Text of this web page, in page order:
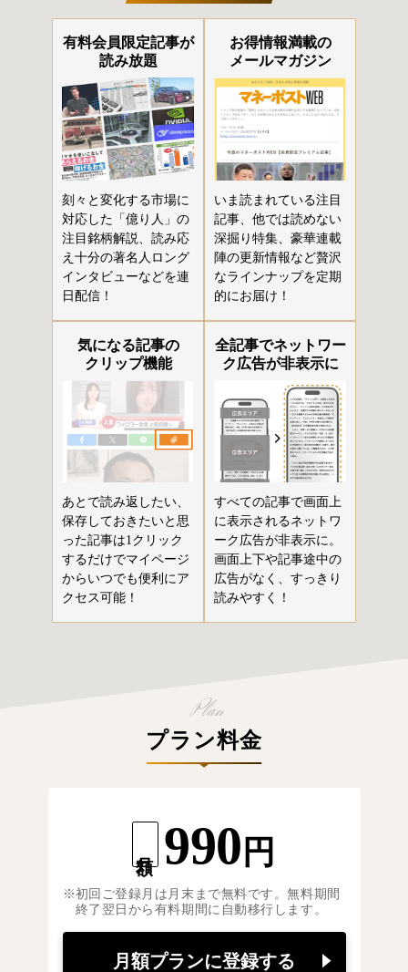
有料会員限定記事が
読み放題
刻々と変化する市場に
対応した「億り人」の
注目銘柄解説、読み応
え十分の著名人ロング
インタビューなどを連
日配信！
お得情報満載の
メールマガジン
いま読まれている注目
記事、他では読めない
深掘り特集、豪華連載
陣の更新情報など贅沢
なラインナップを定期
的にお届け！
気になる記事の
クリップ機能
あとで読み返したい、
保存しておきたいと思
った記事は1クリック
するだけでマイページ
からいつでも便利にア
クセス可能！
全記事でネットワー
ク広告が非表示に
すべての記事で画面上
に表示されるネットワ
ーク広告が非表示に。
画面上下や記事途中の
広告がなく、すっきり
読みやすく！
プラン料金
990 円
初回ご登録月は月末まで無料です。無料期間
終了翌日から有料期間に自動移行します。
月額プランに登録する